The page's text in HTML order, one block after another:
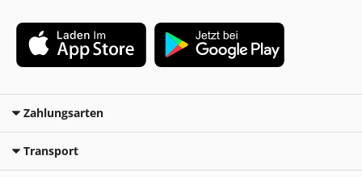
Zahlungsarten
Transport